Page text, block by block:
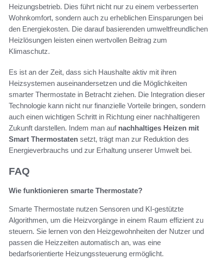
Heizungsbetrieb. Dies führt nicht nur zu einem verbesserten
Wohnkomfort, sondern auch zu erheblichen Einsparungen bei
den Energiekosten. Die darauf basierenden umweltfreundlichen
Heizlösungen leisten einen wertvollen Beitrag zum
Klimaschutz.
Es ist an der Zeit, dass sich Haushalte aktiv mit ihren
Heizsystemen auseinandersetzen und die Möglichkeiten
smarter Thermostate in Betracht ziehen. Die Integration dieser
Technologie kann nicht nur finanzielle Vorteile bringen, sondern
auch einen wichtigen Schritt in Richtung einer nachhaltigeren
Zukunft darstellen. Indem man auf nachhaltiges Heizen mit
Smart Thermostaten setzt, trägt man zur Reduktion des
Energieverbrauchs und zur Erhaltung unserer Umwelt bei.
FAQ
Wie funktionieren smarte Thermostate?
Smarte Thermostate nutzen Sensoren und KI-gestützte
Algorithmen, um die Heizvorgänge in einem Raum effizient zu
steuern. Sie lernen von den Heizgewohnheiten der Nutzer und
passen die Heizzeiten automatisch an, was eine
bedarfsorientierte Heizungssteuerung ermöglicht.